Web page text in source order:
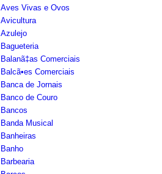
Aves Vivas e Ovos
Avicultura
Azulejo
Bagueteria
Balanã‡as Comerciais
Balcã•es Comerciais
Banca de Jornais
Banco de Couro
Bancos
Banda Musical
Banheiras
Banho
Barbearia